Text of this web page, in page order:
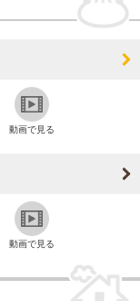
動画で見る
動画で見る